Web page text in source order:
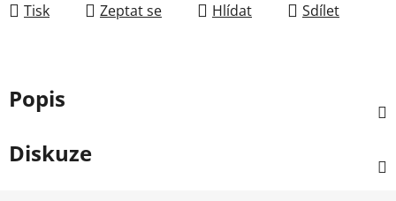
Tisk Zeptat se Hlídat Sdílet
Popis
Diskuze